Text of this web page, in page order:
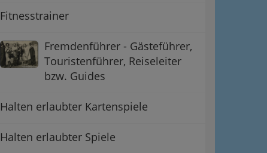
Fitnesstrainer
Fremdenführer - Gästeführer,
Touristenführer, Reiseleiter
bzw. Guides
Halten erlaubter Kartenspiele
Halten erlaubter Spiele